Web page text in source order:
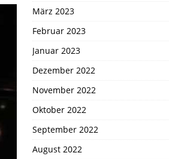
März 2023
Februar 2023
Januar 2023
Dezember 2022
November 2022
Oktober 2022
September 2022
August 2022